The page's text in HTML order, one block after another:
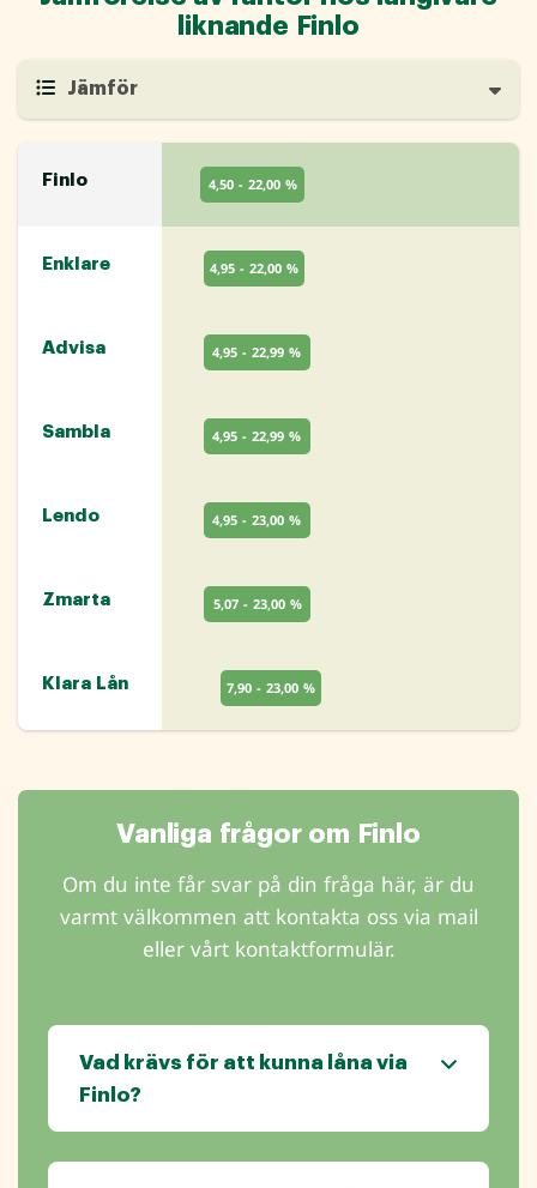
liknande Finlo
Jämför
Finlo 4,50 - 22,00 %
Enklare 4,95 - 22,00 %
Advisa 4,95 - 22,99 %
Sambla 4,95 - 22,99 %
Lendo 4,95 - 23,00 %
Zmarta 5,07 - 23,00 %
Klara Lån 7,90 - 23,00 %
Vanliga frågor om Finlo
Om du inte får svar på din fråga här, är du
varmt välkommen att kontakta oss via mail
eller vårt kontaktformulär.
Vad krävs för att kunna låna via
Finlo?